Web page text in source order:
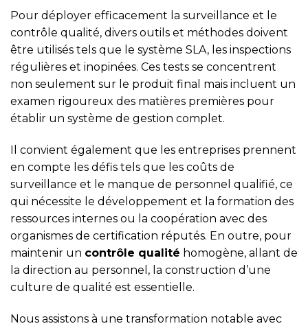
Pour déployer efficacement la surveillance et le
contrôle qualité, divers outils et méthodes doivent
être utilisés tels que le système SLA, les inspections
régulières et inopinées. Ces tests se concentrent
non seulement sur le produit final mais incluent un
examen rigoureux des matières premières pour
établir un système de gestion complet.
Il convient également que les entreprises prennent
en compte les défis tels que les coûts de
surveillance et le manque de personnel qualifié, ce
qui nécessite le développement et la formation des
ressources internes ou la coopération avec des
organismes de certification réputés. En outre, pour
maintenir un contrôle qualité homogène, allant de
la direction au personnel, la construction d’une
culture de qualité est essentielle.
Nous assistons à une transformation notable avec